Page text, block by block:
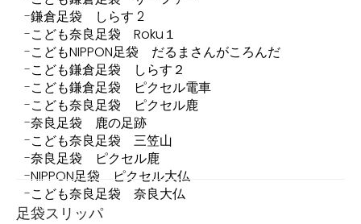
鎌倉足袋 しらす 2
こども奈良足袋 Roku１
こどもNIPPON足袋 だるまさんがころんだ
こども鎌倉足袋 しらす２
こども鎌倉足袋 ピクセル電車
こども奈良足袋 ピクセル鹿
奈良足袋 鹿の足跡
こども奈良足袋 三笠山
奈良足袋 ピクセル鹿
NIPPON足袋 ピクセル大仏
こども奈良足袋 奈良大仏
足袋スリッパ